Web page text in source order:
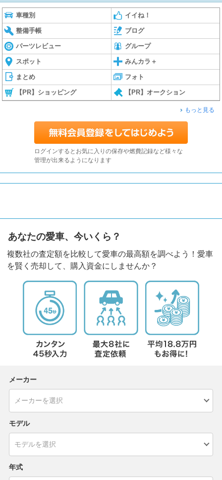
車種別 イイね！
整備手帳 ブログ
パーツレビュー グループ
スポット みんカラ＋
まとめ フォト
【PR】ショッピング 【PR】オークション
もっと見る
ログインするとお気に入りの保存や燃費記録など様々な
管理が出来るようになります
あなたの愛車、今いくら？
複数社の査定額を比較して愛車の最高額を調べよう！愛車
を賢く売却して、購入資金にしませんか？
メーカー
モデル
年式